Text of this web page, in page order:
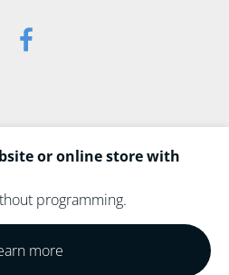
or online store with
programming.
more